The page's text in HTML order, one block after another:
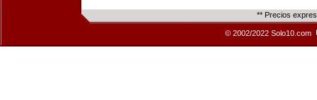
** Precios
© 2002/2022 Solo10.com